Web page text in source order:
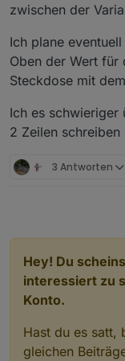
zwischen der
Ich plane
Oben der Wert für
Steckdose mit
Ich es schwieriger
2 Zeilen schreiben
3 Antworten
Hey! Du
interessiert zu
Konto.
Hast du es satt,
gleichen